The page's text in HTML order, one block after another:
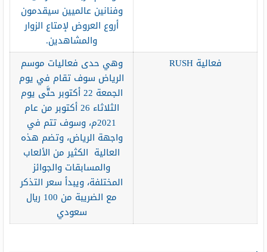
وفنانين عالميين سيقدمون
أروع العروض لإمتاع الزوار
والمشاهدين.
فعالية RUSH
وهي حدى فعاليات موسم
الرياض سوف تقام في يوم
الجمعة 22 أكتوبر حتَّى يوم
الثلاثاء 26 أكتوبر من عام
2021م، وسوف تتم في
واجهة الرياض، وتضم هذه
العالية الكثير من الألعاب
والمسابقات والجوائز
المختلفة، ويبدأ سعر التذكر
مع الضريبة من 100 ريال
سعودي